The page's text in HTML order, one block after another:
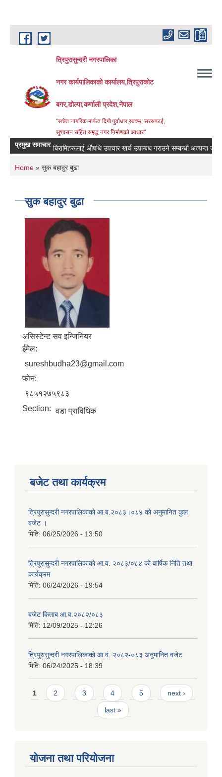
Skip to main content
त्रिपुरासुन्दरी नगरपालिका
नगर कार्यपालिकाको कार्यालय,त्रिपुराकोट
बगर,डोल्पा,कर्णाली प्रदेश,नेपाल
"सचेत नागरिक मार्फत दिगो पुर्वाधार,स्वच्छ, सरसफाई,
सुशासन सहित समृद्ध नगर निर्माणको आधार"
प्रमुख समाचारबिरामिहरुलाई ‍‌औषधि उपचार खर्च उपल्बध गराउने सम्बन्धी अत्यन्त जरुरी
You are here
Home » सुक बहादुर बुढा
सुक बहादुर बुढा
असिस्टेन्ट सव इन्जिनियर
ईमेल:
sureshbudha23@gmail.com
फोन:
९८५१२७५९८३
Section: वडा प्राविधिक
बजेट तथा कार्यक्रम
त्रिपुरासुन्दरी नगरपालिकाको आ.ब.२०८३।०८४ को अनुमानित कुल
बजेट ।
मिति: 06/25/2026 - 13:50
त्रिपुरासुन्दरी नगरपालिकाको आ.व. २०८३/०८४ को वार्षिक निति तथा
कार्यक्रम
मिति: 06/24/2026 - 19:54
बजेट किताब आ.व.२०८२/०८३
मिति: 12/09/2025 - 12:26
त्रिपुरासुन्दरी नगरपालिकाको आ.वं. २०८२-०८३ अनुमानित वजेट
मिति: 06/24/2025 - 18:39
Pages
1 2 3 4 5 next ›
last »
योजना तथा परियोजना